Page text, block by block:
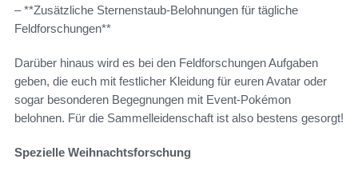
– **Zusätzliche Sternenstaub-Belohnungen für tägliche
Feldforschungen**
Darüber hinaus wird es bei den Feldforschungen Aufgaben
geben, die euch mit festlicher Kleidung für euren Avatar oder
sogar besonderen Begegnungen mit Event-Pokémon
belohnen. Für die Sammelleidenschaft ist also bestens gesorgt!
Spezielle Weihnachtsforschung